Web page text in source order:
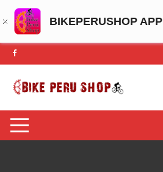
BIKEPERUSHOP APP
Saltar
al
contenido